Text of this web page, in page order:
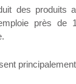
des produits
près